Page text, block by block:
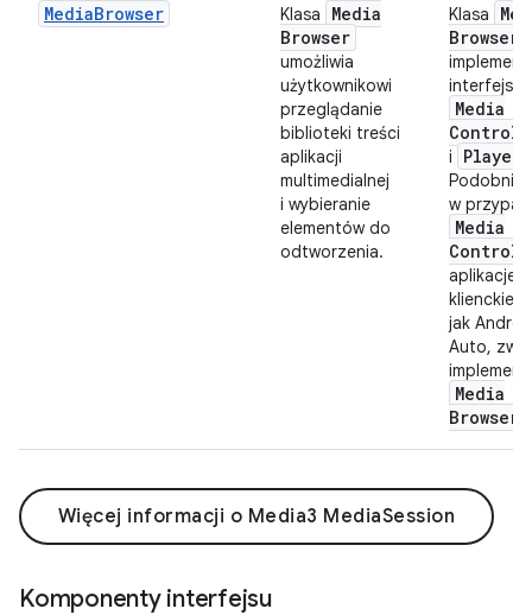
MediaBrowser Klasa
Media
Browser
umożliwia
użytkownikowi
przeglądanie
biblioteki treści
aplikacji
multimedialnej
i wybieranie
elementów do
odtworzenia.
Klasa
Browser
interfejsy
Media
i Player
Podobnie
w
Media
aplikacje
klienckie,
jak
Auto,
Media
Browser
Więcej informacji o Media3 MediaSession
Komponenty interfejsu